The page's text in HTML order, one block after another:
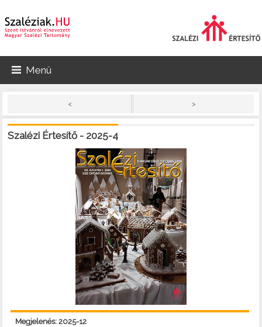
Menü
< >
Szalézi Értesítő - 2025-4
Megjelenés: 2025-12